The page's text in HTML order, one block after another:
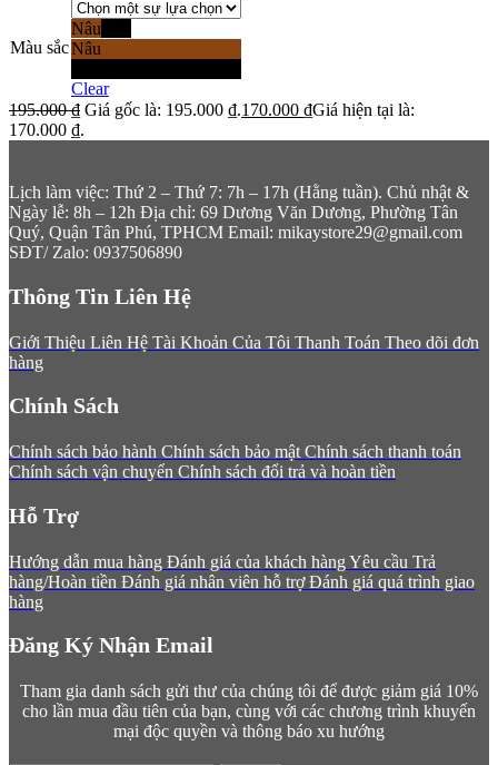
Màu sắc
Nâu
Nâu
Clear
195.000₫ Giá gốc là: 195.000 ₫.170.000 ₫Giá hiện tại là:
170.000 ₫.
Lịch làm việc: Thứ 2 – Thứ 7: 7h – 17h (Hằng tuần). Chủ nhật &
Ngày lễ: 8h – 12h Địa chỉ: 69 Dương Văn Dương, Phường Tân
Quý, Quận Tân Phú, TPHCM Email: mikaystore29@gmail.com
SĐT/ Zalo: 0937506890
Thông Tin Liên Hệ
Giới Thiệu Liên Hệ Tài Khoản Của Tôi Thanh Toán Theo dõi đơn
hàng
Chính Sách
Chính sách bảo hành Chính sách bảo mật Chính sách thanh toán
Chính sách vận chuyển Chính sách đổi trả và hoàn tiền
Hỗ Trợ
Hướng dẫn mua hàng Đánh giá của khách hàng Yêu cầu Trả
hàng/Hoàn tiền Đánh giá nhân viên hỗ trợ Đánh giá quá trình giao
hàng
Đăng Ký Nhận Email
Tham gia danh sách gửi thư của chúng tôi để được giảm giá 10%
cho lần mua đầu tiên của bạn, cùng với các chương trình khuyến
mại độc quyền và thông báo xu hướng